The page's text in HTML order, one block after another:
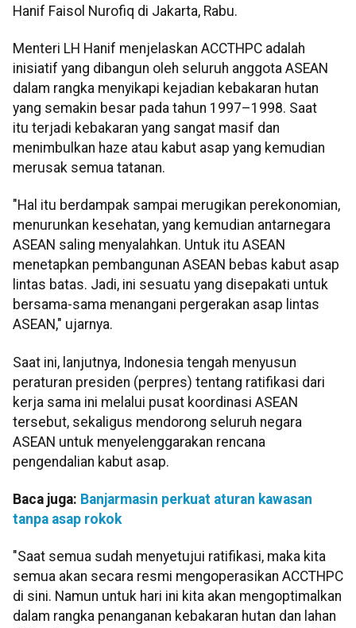
Hanif Faisol Nurofiq di Jakarta, Rabu.
Menteri LH Hanif menjelaskan ACCTHPC adalah
inisiatif yang dibangun oleh seluruh anggota ASEAN
dalam rangka menyikapi kejadian kebakaran hutan
yang semakin besar pada tahun 1997–1998. Saat
itu terjadi kebakaran yang sangat masif dan
menimbulkan haze atau kabut asap yang kemudian
merusak semua tatanan.
"Hal itu berdampak sampai merugikan perekonomian,
menurunkan kesehatan, yang kemudian antarnegara
ASEAN saling menyalahkan. Untuk itu ASEAN
menetapkan pembangunan ASEAN bebas kabut asap
lintas batas. Jadi, ini sesuatu yang disepakati untuk
bersama-sama menangani pergerakan asap lintas
ASEAN," ujarnya.
Saat ini, lanjutnya, Indonesia tengah menyusun
peraturan presiden (perpres) tentang ratifikasi dari
kerja sama ini melalui pusat koordinasi ASEAN
tersebut, sekaligus mendorong seluruh negara
ASEAN untuk menyelenggarakan rencana
pengendalian kabut asap.
Baca juga: Banjarmasin perkuat aturan kawasan
tanpa asap rokok
"Saat semua sudah menyetujui ratifikasi, maka kita
semua akan secara resmi mengoperasikan ACCTHPC
di sini. Namun untuk hari ini kita akan mengoptimalkan
dalam rangka penanganan kebakaran hutan dan lahan